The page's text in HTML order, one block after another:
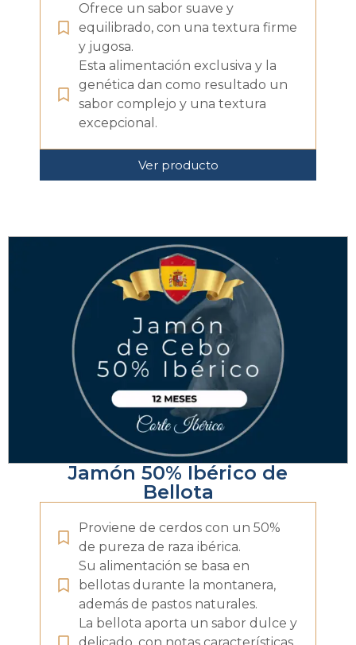
Ofrece un sabor suave y
equilibrado, con una textura firme
y jugosa.
Esta alimentación exclusiva y la
genética dan como resultado un
sabor complejo y una textura
excepcional.
Ver producto
Jamón 50% Ibérico de
Bellota
Proviene de cerdos con un 50%
de pureza de raza ibérica.
Su alimentación se basa en
bellotas durante la montanera,
además de pastos naturales.
La bellota aporta un sabor dulce y